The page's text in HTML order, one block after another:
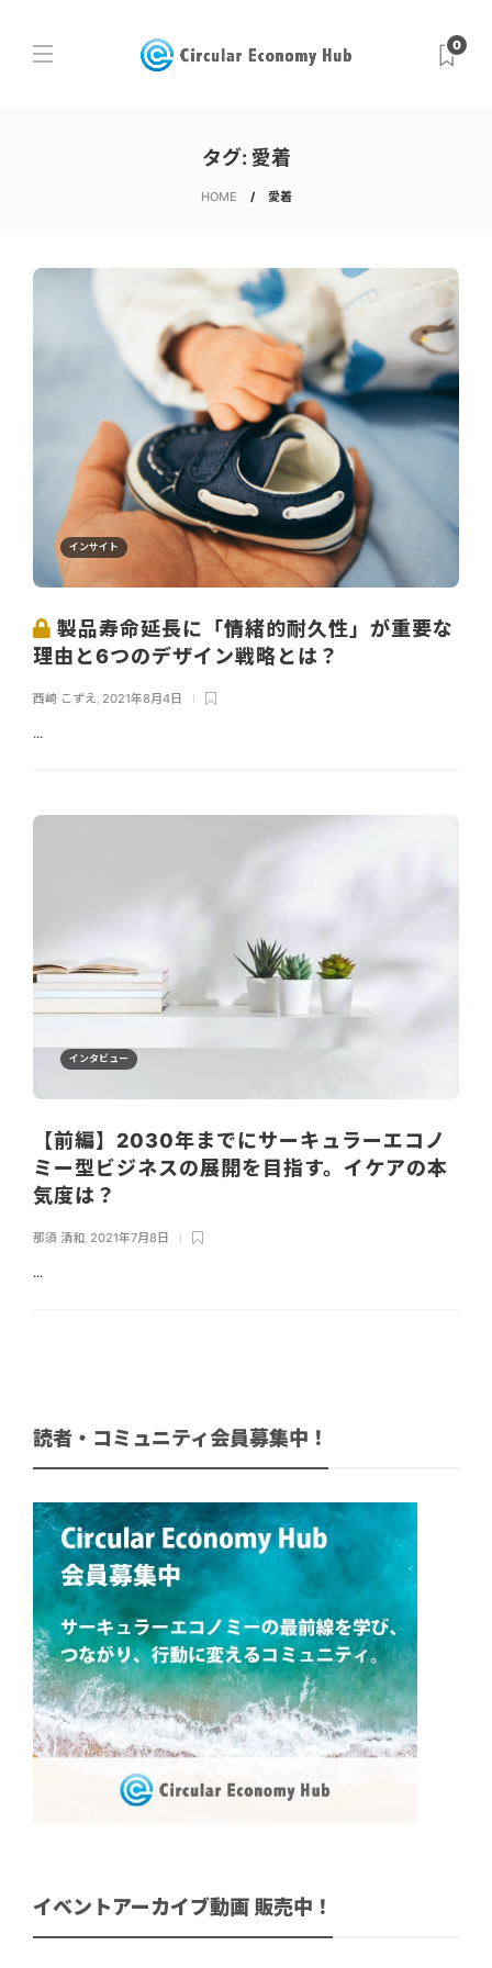
0
タグ: 愛着
HOME 愛着
インサイト
製品寿命延長に「情緒的耐久性」が重要な
理由と6つのデザイン戦略とは？
西崎 こずえ, 2021年8月4日
...
インタビュー
【前編】2030年までにサーキュラーエコノ
ミー型ビジネスの展開を目指す。イケアの本
気度は？
那須 清和 2021年7月8日
...
読者・コミュニティ会員募集中！
イベントアーカイブ動画 販売中！